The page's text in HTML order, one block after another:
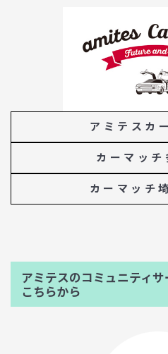
アミテスカ
カーマッチ
カーマッチ
アミテスのコミュニティ
こちらから